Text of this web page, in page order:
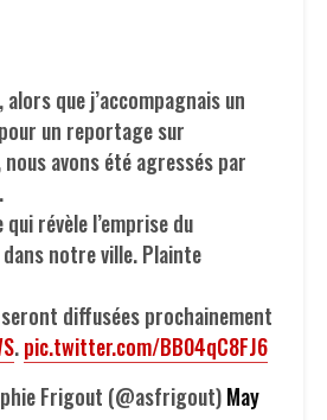
alors que j’accompagnais un
un reportage sur
nous avons été agressés par
qui révèle l’emprise du
notre ville. Plainte
diffusées prochainement
.pic.twitter.com/BB04qC8FJ6
Frigout (@asfrigout)May